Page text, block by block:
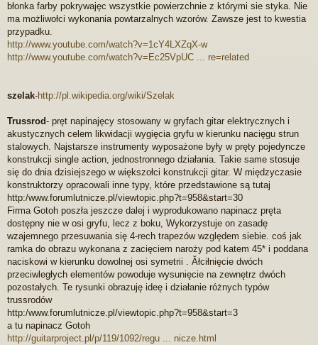
błonka farby pokrywajęc wszystkie powierzchnie z którymi sie styka. Nie
ma możliwołci wykonania powtarzalnych wzorów. Zawsze jest to kwestia
przypadku.
http://www.youtube.com/watch?v=1cY4LXZqX-w
http://www.youtube.com/watch?v=Ec25VpUC ... re=related
szelak-http://pl.wikipedia.org/wiki/Szelak
Trussrod- pręt napinajęcy stosowany w gryfach gitar elektrycznych i
akustycznych celem likwidacji wygięcia gryfu w kierunku nacięgu strun
stalowych. Najstarsze instrumenty wyposażone były w pręty pojedyncze
konstrukcji single action, jednostronnego działania. Takie same stosuje
się do dnia dzisiejszego w większołci konstrukcji gitar. W międzyczasie
konstruktorzy opracowali inne typy, które przedstawione są tutaj
http:/www.forumlutnicze.pl/viewtopic.php?t=958&start=30
Firma Gotoh poszła jeszcze dalej i wyprodukowano napinacz pręta
dostępny nie w osi gryfu, lecz z boku, Wykorzystuje on zasadę
wzajemnego przesuwania się 4-rech trapezów względem siebie. coś jak
ramka do obrazu wykonana z zacięciem naroży pod katem 45* i poddana
naciskowi w kierunku dowolnej osi symetrii . Ăłciłnięcie dwóch
przeciwległych elementów powoduje wysunięcie na zewnętrz dwóch
pozostałych. Te rysunki obrazuję ideę i działanie różnych typów
trussrodów
http:/www.forumlutnicze.pl/viewtopic.php?t=958&start=3
a tu napinacz Gotoh
http://guitarproject.pl/p/119/1092/regu ... nicze.html